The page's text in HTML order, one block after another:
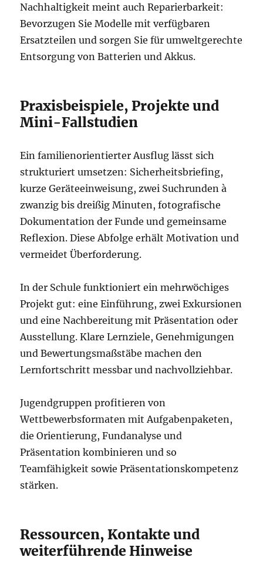
Nachhaltigkeit meint auch Reparierbarkeit:
Bevorzugen Sie Modelle mit verfügbaren
Ersatzteilen und sorgen Sie für umweltgerechte
Entsorgung von Batterien und Akkus.
Praxisbeispiele, Projekte und
Mini-Fallstudien
Ein familienorientierter Ausflug lässt sich
strukturiert umsetzen: Sicherheitsbriefing,
kurze Geräteeinweisung, zwei Suchrunden à
zwanzig bis dreißig Minuten, fotografische
Dokumentation der Funde und gemeinsame
Reflexion. Diese Abfolge erhält Motivation und
vermeidet Überforderung.
In der Schule funktioniert ein mehrwöchiges
Projekt gut: eine Einführung, zwei Exkursionen
und eine Nachbereitung mit Präsentation oder
Ausstellung. Klare Lernziele, Genehmigungen
und Bewertungsmaßstäbe machen den
Lernfortschritt messbar und nachvollziehbar.
Jugendgruppen profitieren von
Wettbewerbsformaten mit Aufgabenpaketen,
die Orientierung, Fundanalyse und
Präsentation kombinieren und so
Teamfähigkeit sowie Präsentationskompetenz
stärken.
Ressourcen, Kontakte und
weiterführende Hinweise